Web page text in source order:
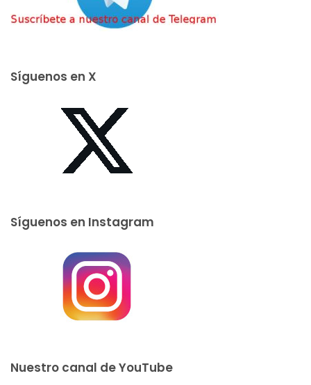
Síguenos en X
Síguenos en Instagram
Nuestro canal de YouTube